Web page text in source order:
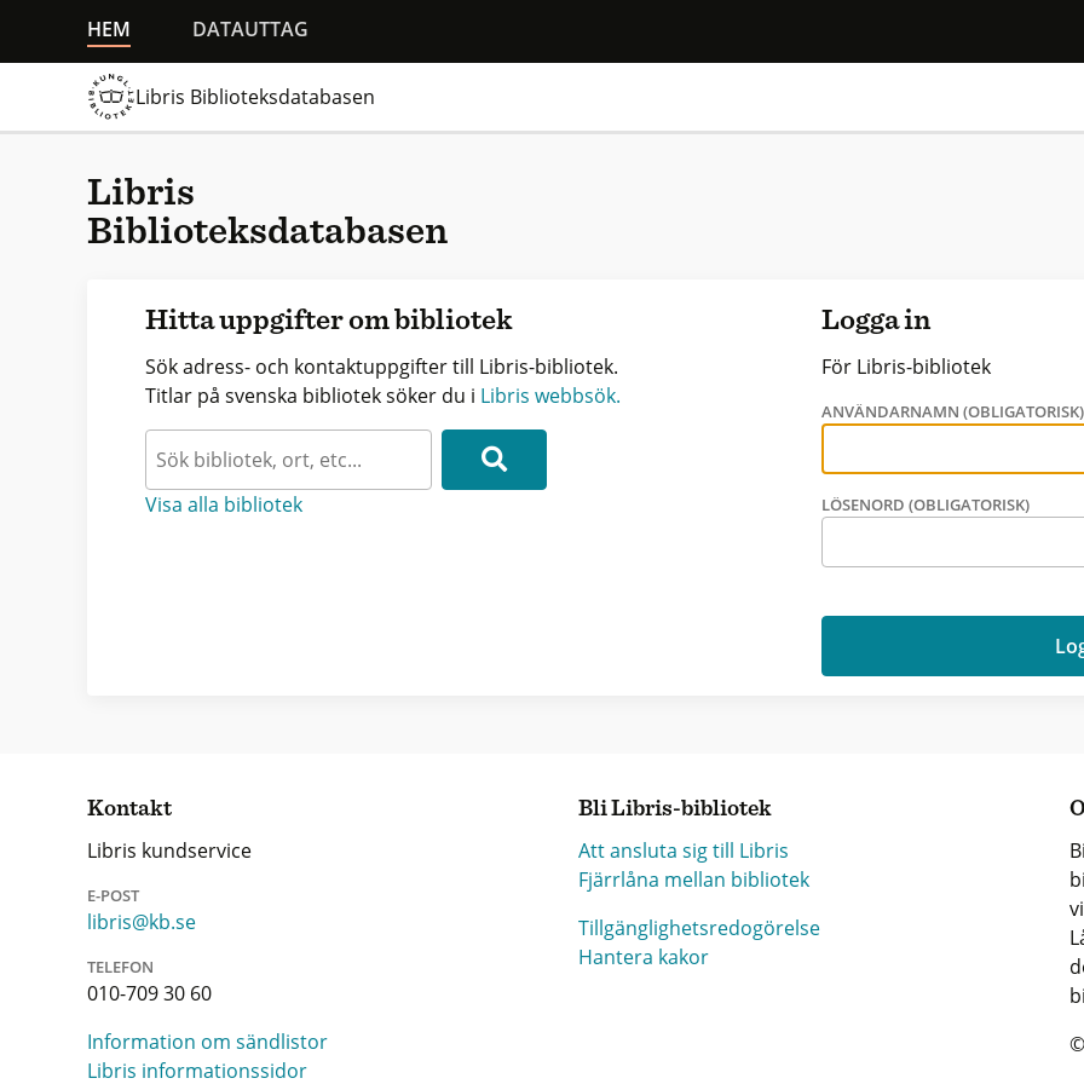
HEM DATAUTTAG
Libris Biblioteksdatabasen
Libris
Biblioteksdatabasen
Hitta uppgifter om bibliotek
Sök adress- och kontaktuppgifter till Libris-bibliotek.
Titlar på svenska bibliotek söker du i Libris webbsök.
Visa alla bibliotek
Logga in
För Libris-bibliotek
ANVÄNDARNAMN (OBLIGATORISK)
LÖSENORD (OBLIGATORISK)
Kontakt
Libris kundservice
E-POST
libris@kb.se
TELEFON
010-709 30 60
Information om sändlistor
Libris informationssidor
Bli Libris-bibliotek
Att ansluta sig till Libris
Fjärrlåna mellan bibliotek
Tillgänglighetsredogörelse
Hantera kakor